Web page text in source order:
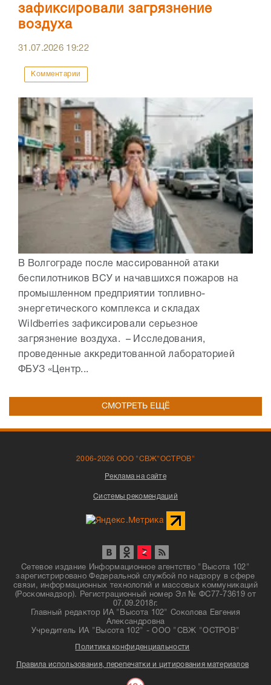
зафиксировали загрязнение
воздуха
31.07.2026 19:22
Комментарии
В Волгограде после массированной атаки
беспилотников ВСУ и начавшихся пожаров на
промышленном предприятии топливно-
энергетического комплекса и складах
Wildberries зафиксировали серьезное
загрязнение воздуха. – Исследования,
проведенные аккредитованной лабораторией
ФБУЗ «Центр...
СМОТРЕТЬ ЕЩЁ
2006-2026 ООО "СВЖ"ОСТРОВ"
Реклама на сайте
Системы рекомендаций
Сетевое издание Информационное агентство "Высота 102"
зарегистрировано Федеральной службой по надзору в сфере
связи, информационных технологий и массовых коммуникаций
(Роскомнадзор). Регистрационный номер Эл № ФС77-73619 от
07.09.2018г.
Главный редактор ИА "Высота 102" Соколова Евгения
Александровна
Учредитель ИА "Высота 102" - ООО "СВЖ "ОСТРОВ"
Политика конфиденциальности
Правила использования, перепечатки и цитирования материалов